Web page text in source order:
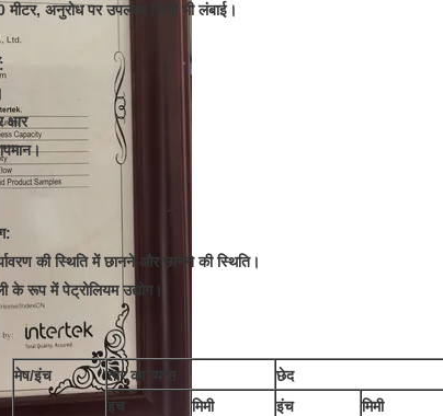
मीटर, अनुरोध पर उपलब्ध किसी भी लंबाई।
की स्थिति में छानने और छानने की स्थिति।
के रूप में पेट्रोलियम उद्योग।
मेष/इंच तार का व्यास
छेद
इंच
मिमी इंच
मिमी